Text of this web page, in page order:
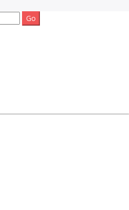
ยบ้าน ที่ดิน
บบริษัทใหญ่
ณา สินค้า
า ถูกและดี
ปรโมท
สอสังหา ทีม
ญ่ เว็บขาย
นดับ1
ยหน้า กับบริษัท SEO-AI เน้นติดหน้า
ำโฆษณา ราคาถูก เว็บขายบ้าน รับโพ
ริํษัทใหญ่ รับประกันผลงาน ที่เดียวใน